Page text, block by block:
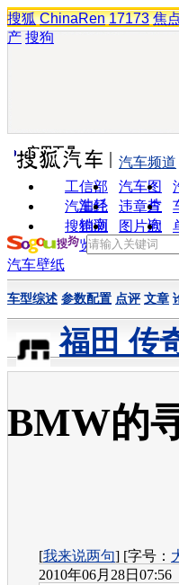
搜狐 ChinaRen 17173 焦
产 搜狗
实用工具
工信部
油耗
汽车图
片
汽车经
销商
违章查
询
搜狗浏
览器
图片欣
赏
汽车频道
汽车壁纸
车型综述 参数配置 点评 文章
福田 传
BMW的
[我来说两句] [字号：
2010年06月28日07:56